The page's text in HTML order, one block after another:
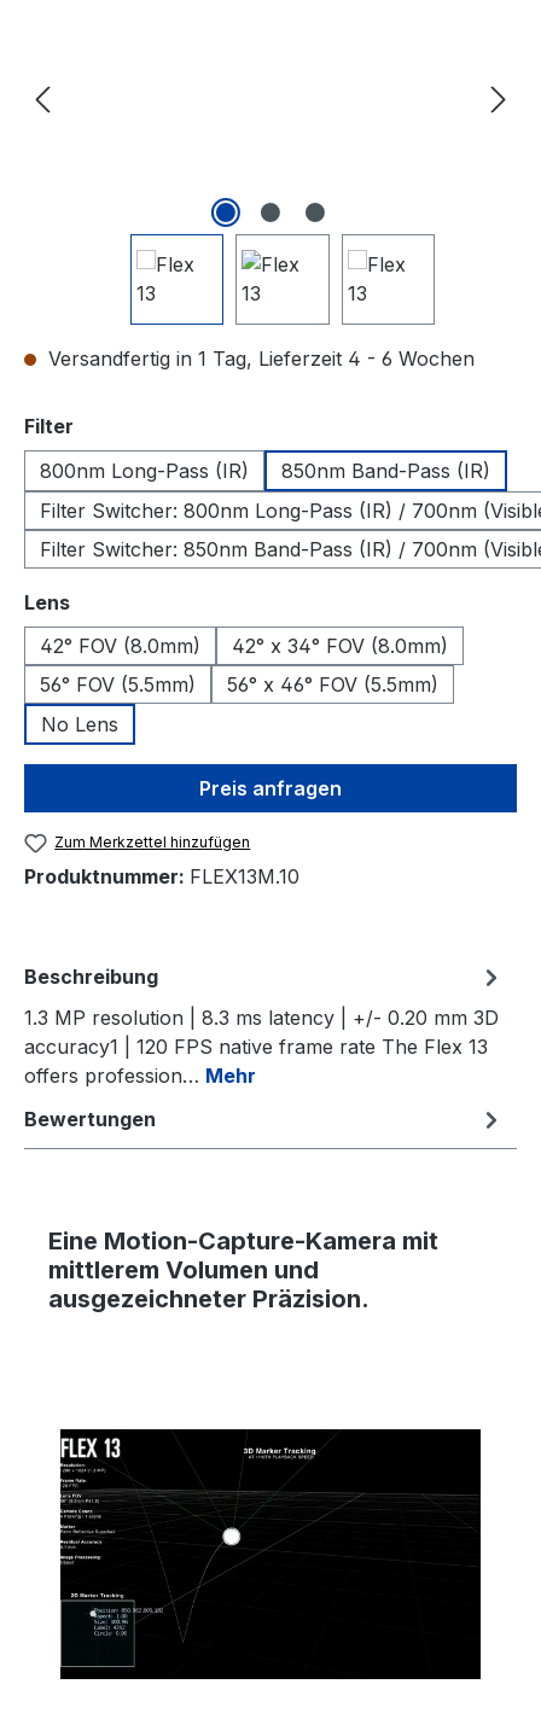
Versandfertig in 1 Tag, Lieferzeit 4 - 6 Wochen
Filter
800nm Long-Pass (IR)
850nm Band-Pass (IR)
Filter Switcher: 800nm Long-Pass (IR) / 700nm
Filter Switcher: 850nm Band-Pass (IR) / 700nm
Lensauswählen
42° FOV (8.0mm)
42° x 34° FOV (8.0mm)
56° FOV (5.5mm)
56° x 46° FOV (5.5mm)
No Lens
Preis anfragen
Zum Merkzettel hinzufügen
Produktnummer: FLEX13M.10
Beschreibung
1.3 MP resolution | 8.3 ms latency | +/- 0.20 mm 3D
accuracy1 | 120 FPS native frame rate The Flex 13
offers profession… Mehr
Bewertungen
Eine Motion-Capture-Kamera mit
mittlerem Volumen und
ausgezeichneter Präzision.